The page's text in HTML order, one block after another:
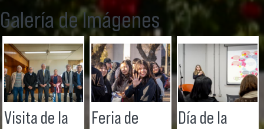
Galería de Imágenes
Visita de la
Feria de
Día de la